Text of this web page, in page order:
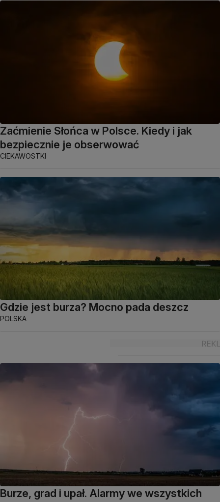
Zaćmienie Słońca w Polsce. Kiedy i jak
bezpiecznie je obserwować
CIEKAWOSTKI
Gdzie jest burza? Mocno pada deszcz
POLSKA
Burze, grad i upał. Alarmy we wszystkich